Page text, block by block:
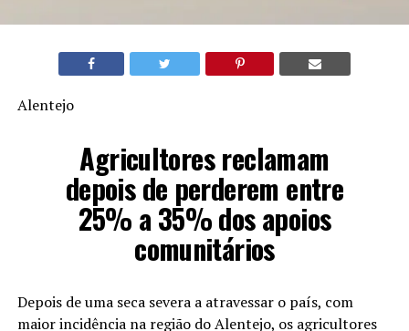
Alentejo
Agricultores reclamam
depois de perderem entre
25% a 35% dos apoios
comunitários
Depois de uma seca severa a atravessar o país, com
maior incidência na região do Alentejo, os agricultores